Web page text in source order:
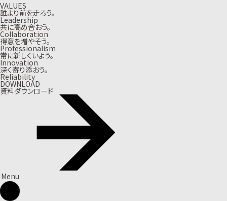
VALUES
誰より前を走ろう。
Leadership
共に高め合おう。
Collaboration
得意を増やそう。
Professionalism
常に新しくいよう。
Innovation
深く寄り添おう。
Reliability
DOWNLOAD
資料ダウンロード
Menu